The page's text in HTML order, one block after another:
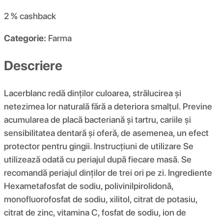
2 %cashback
Categorie: Farma
Descriere
Lacerblanc redă dinților culoarea, strălucirea și
netezimea lor naturală fără a deteriora smalțul. Previne
acumularea de placă bacteriană și tartru, cariile și
sensibilitatea dentară și oferă, de asemenea, un efect
protector pentru gingii. Instrucțiuni de utilizare Se
utilizează odată cu periajul după fiecare masă. Se
recomandă periajul dinților de trei ori pe zi. Ingrediente
Hexametafosfat de sodiu, polivinilpirolidonă,
monofluorofosfat de sodiu, xilitol, citrat de potasiu,
citrat de zinc, vitamina C, fosfat de sodiu, ion de